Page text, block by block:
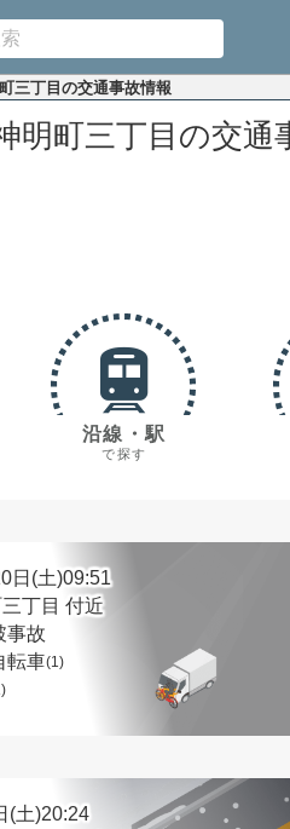
三丁目の交通事故情報
明町三丁目の交通
沿線・駅
で探す
日(土)09:51
丁目 付近
事故
転車(1)
(土)20:24